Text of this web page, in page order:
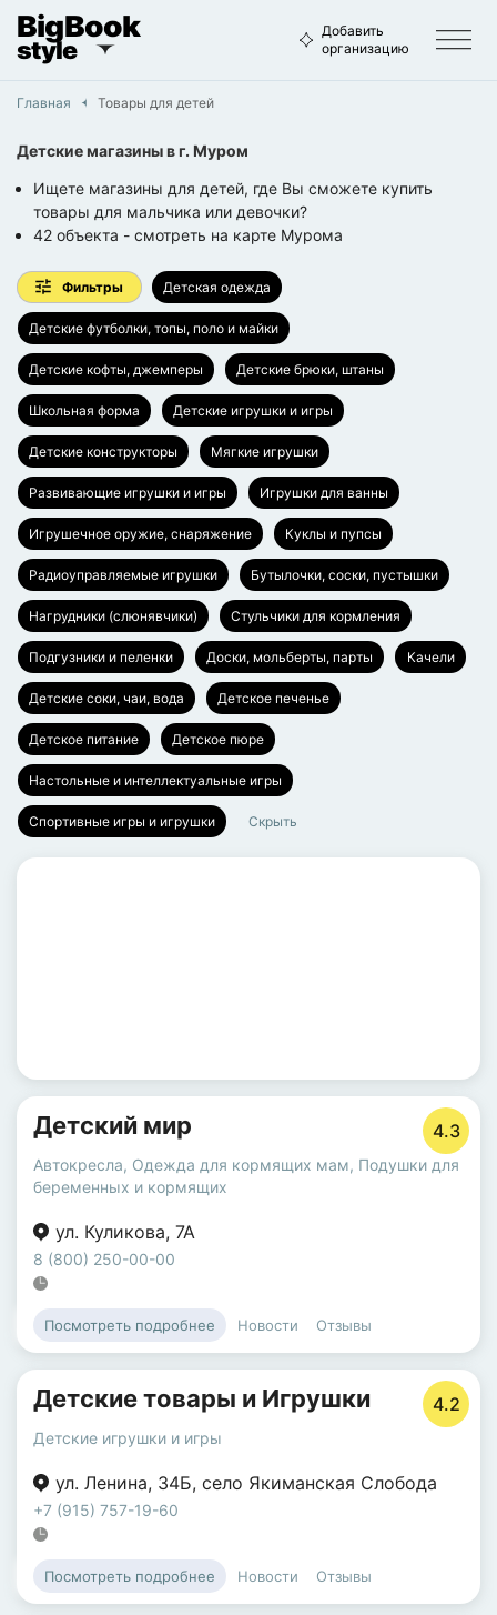
BigBook
style
Добавить
организацию
Главная Товары для детей
Детские магазиныв г. Муром
Ищете магазины для детей, где Вы сможете купить
товары для мальчика или девочки?
42 объекта - смотреть на карте Мурома
Фильтры Детская одежда
Детские футболки, топы, поло и майки
Детские кофты, джемперы Детские брюки, штаны
Школьная форма Детские игрушки и игры
Детские конструкторы Мягкие игрушки
Развивающие игрушки и игры Игрушки для ванны
Игрушечное оружие, снаряжение Куклы и пупсы
Радиоуправляемые игрушки Бутылочки, соски, пустышки
Нагрудники (слюнявчики) Стульчики для кормления
Подгузники и пеленки Доски, мольберты, парты Качели
Детские соки, чаи, вода Детское печенье
Детское питание Детское пюре
Настольные и интеллектуальные игры
Спортивные игры и игрушки Скрыть
Детский мир 4.3
Автокресла, Одежда для кормящих мам, Подушки для
беременных и кормящих
ул. Куликова, 7А
8 (800) 250-00-00
Посмотреть подробнее Новости Отзывы
Детские товары и Игрушки 4.2
Детские игрушки и игры
ул. Ленина, 34Б, село Якиманская Слобода
+7 (915) 757-19-60
Посмотреть подробнее Новости Отзывы